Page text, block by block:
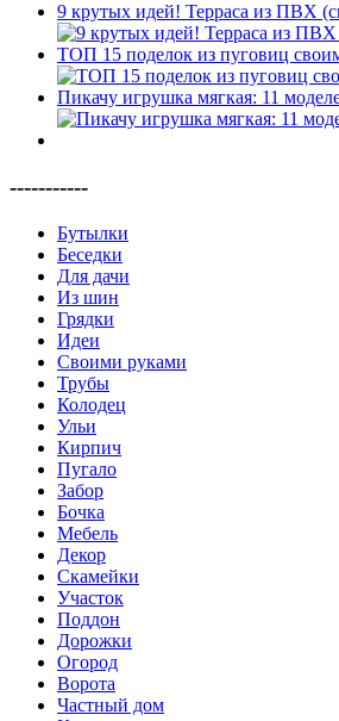
9 крутых идей! Терраса из ПВХ
ТОП 15 поделок из пуговиц
Пикачу игрушка мягкая: 11
-----------
Бутылки
Беседки
Для дачи
Из шин
Грядки
Идеи
Своими руками
Трубы
Колодец
Ульи
Кирпич
Пугало
Забор
Бочка
Мебель
Декор
Скамейки
Участок
Поддон
Дорожки
Огород
Ворота
Частный дом